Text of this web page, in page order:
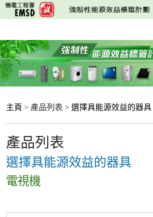
跳
至
要
內
容
主頁 > 產品列表 > 選擇具能源效益的器具
產品列表
選擇具能源效益的器具
電視機